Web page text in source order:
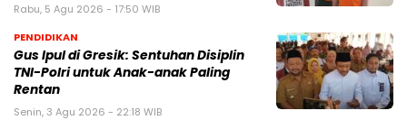
Rabu, 5 Agu 2026 - 17:50 WIB
PENDIDIKAN
Gus Ipul di Gresik: Sentuhan Disiplin
TNI-Polri untuk Anak-anak Paling
Rentan
Senin, 3 Agu 2026 - 22:18 WIB